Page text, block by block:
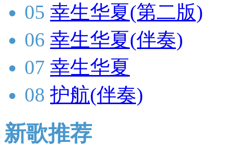
05 幸生华夏(第二版)
06 幸生华夏(伴奏)
07 幸生华夏
08 护航(伴奏)
新歌推荐